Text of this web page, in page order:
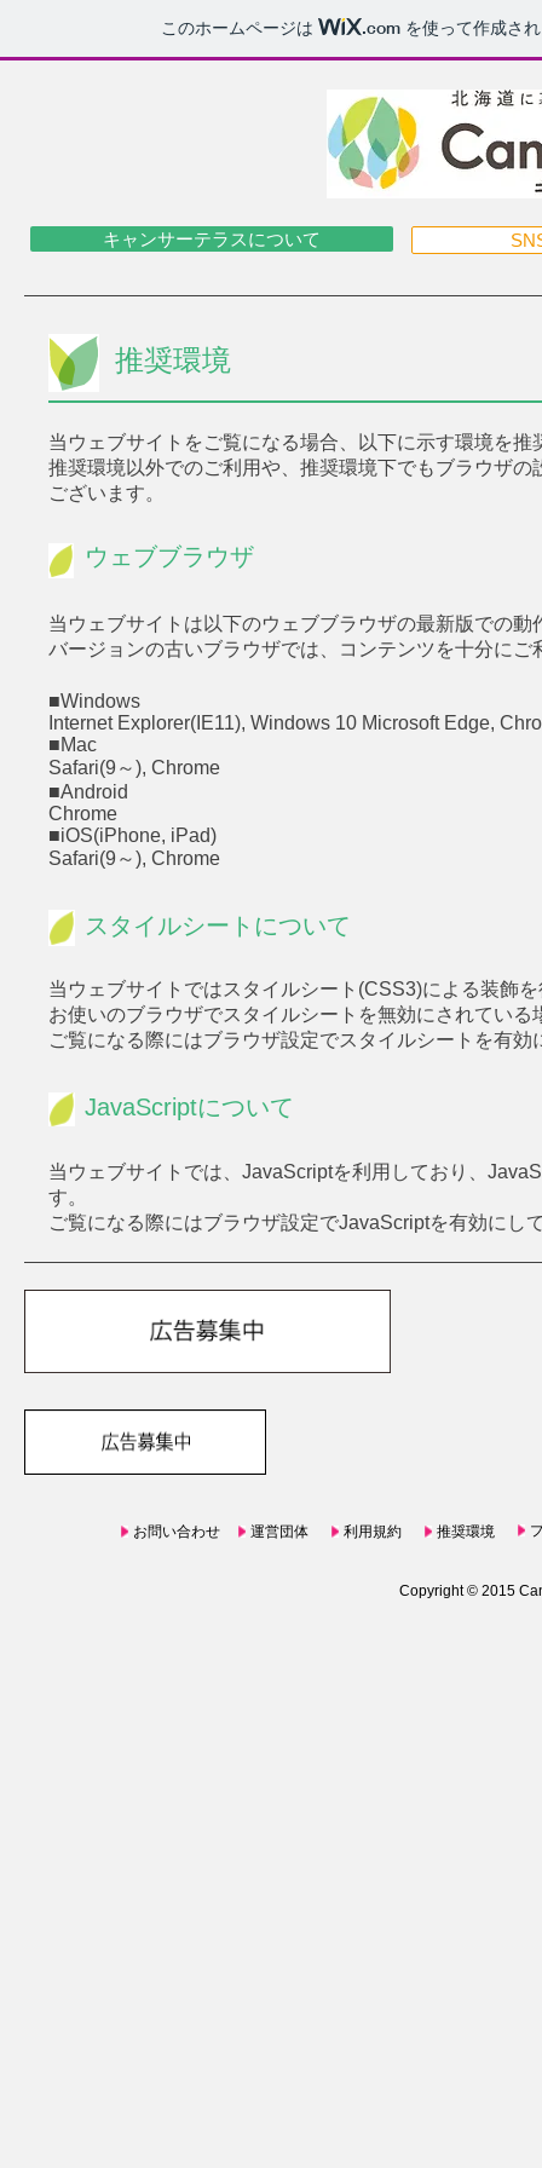
このホームページは .com を使って作成さ
キャンサーテラスについて
推奨環境
当ウェブサイトをご覧になる場合、以下に示す環境を推
推奨環境以外でのご利用や、推奨環境下でもブラウザ
ございます。
ウェブブラウザ
当ウェブサイトは以下のウェブブラウザの最新版での動
バージョンの古いブラウザでは、コンテンツを十分に
■Windows
Internet Explorer(IE11), Windows 10 Microsoft Edge,
■Mac
Safari(9～), Chrome
■Android
Chrome
■iOS(iPhone, iPad)
Safari(9～), Chrome
スタイルシートについて
当ウェブサイトではスタイルシート(CSS3)による装飾
お使いのブラウザでスタイルシートを無効にされてい
ご覧になる際にはブラウザ設定でスタイルシートを有効
JavaScriptについて
当ウェブサイトでは、JavaScriptを利用しており、
す。
ご覧になる際にはブラウザ設定でJavaScriptを有効にし
​お問い合わせ ​運営団体 利用規約 推奨環境
Copyright © 2015